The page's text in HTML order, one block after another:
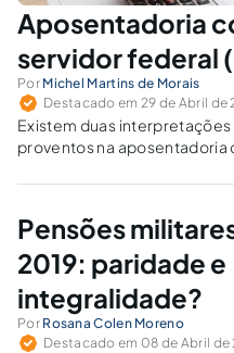
Aposentadoria
servidor federal
Por Michel Martins de Morais
Destacado em 29 de Abril de
Existem duas
proventos na aposentadoria
Pensões
2019: paridade e
integralidade?
Por Rosana Colen Moreno
Destacado em 08 de Abril de